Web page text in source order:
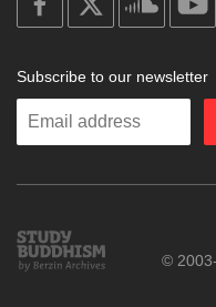
facebook
Subscribe to our newsletter
Enter
Study
Buddhism
©